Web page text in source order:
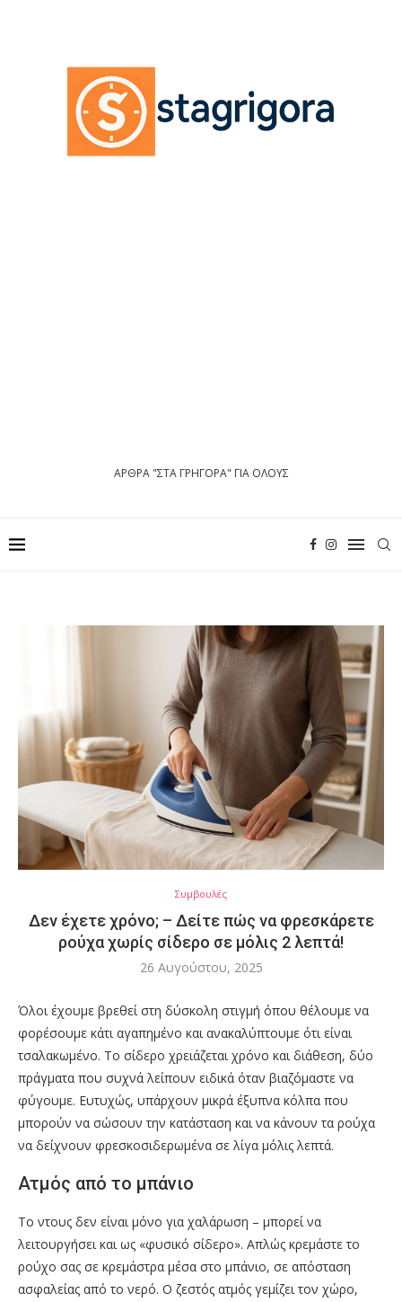
ΑΡΘΡΑ "ΣΤΑ ΓΡΗΓΟΡΑ" ΓΙΑ ΟΛΟΥΣ
Συμβουλές
Δεν έχετε χρόνο; – Δείτε πώς να φρεσκάρετε
ρούχα χωρίς σίδερο σε μόλις 2 λεπτά!
26 Αυγούστου, 2025
Όλοι έχουμε βρεθεί στη δύσκολη στιγμή όπου θέλουμε να
φορέσουμε κάτι αγαπημένο και ανακαλύπτουμε ότι είναι
τσαλακωμένο. Το σίδερο χρειάζεται χρόνο και διάθεση, δύο
πράγματα που συχνά λείπουν ειδικά όταν βιαζόμαστε να
φύγουμε. Ευτυχώς, υπάρχουν μικρά έξυπνα κόλπα που
μπορούν να σώσουν την κατάσταση και να κάνουν τα ρούχα
να δείχνουν φρεσκοσιδερωμένα σε λίγα μόλις λεπτά.
Ατμός από το μπάνιο
Το ντους δεν είναι μόνο για χαλάρωση – μπορεί να
λειτουργήσει και ως «φυσικό σίδερο». Απλώς κρεμάστε το
ρούχο σας σε κρεμάστρα μέσα στο μπάνιο, σε απόσταση
ασφαλείας από το νερό. Ο ζεστός ατμός γεμίζει τον χώρο,